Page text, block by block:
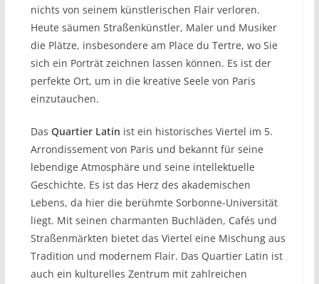
nichts von seinem künstlerischen Flair verloren.
Heute säumen Straßenkünstler, Maler und Musiker
die Plätze, insbesondere am Place du Tertre, wo Sie
sich ein Porträt zeichnen lassen können. Es ist der
perfekte Ort, um in die kreative Seele von Paris
einzutauchen.
Das Quartier Latin ist ein historisches Viertel im 5.
Arrondissement von Paris und bekannt für seine
lebendige Atmosphäre und seine intellektuelle
Geschichte. Es ist das Herz des akademischen
Lebens, da hier die berühmte Sorbonne-Universität
liegt. Mit seinen charmanten Buchläden, Cafés und
Straßenmärkten bietet das Viertel eine Mischung aus
Tradition und modernem Flair. Das Quartier Latin ist
auch ein kulturelles Zentrum mit zahlreichen